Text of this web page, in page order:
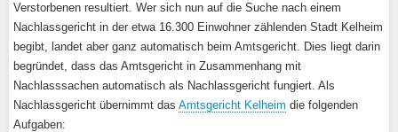
Verstorbenen resultiert. Wer sich nun auf die Suche nach einem
Nachlassgericht in der etwa 16.300 Einwohner zählenden Stadt Kelheim
begibt, landet aber ganz automatisch beim Amtsgericht. Dies liegt darin
begründet, dass das Amtsgericht in Zusammenhang mit
Nachlasssachen automatisch als Nachlassgericht fungiert. Als
Nachlassgericht übernimmt das Amtsgericht Kelheim die folgenden
Aufgaben: